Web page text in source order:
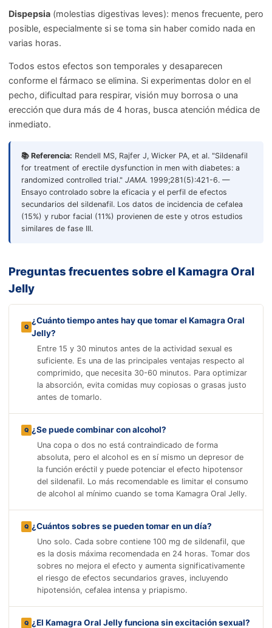
Dispepsia (molestias digestivas leves): menos frecuente, pero
posible, especialmente si se toma sin haber comido nada en
varias horas.
Todos estos efectos son temporales y desaparecen
conforme el fármaco se elimina. Si experimentas dolor en el
pecho, dificultad para respirar, visión muy borrosa o una
erección que dura más de 4 horas, busca atención médica de
inmediato.
📚 Referencia: Rendell MS, Rajfer J, Wicker PA, et al. "Sildenafil
for treatment of erectile dysfunction in men with diabetes: a
randomized controlled trial." JAMA. 1999;281(5):421-6. —
Ensayo controlado sobre la eficacia y el perfil de efectos
secundarios del sildenafil. Los datos de incidencia de cefalea
(15%) y rubor facial (11%) provienen de este y otros estudios
similares de fase III.
Preguntas frecuentes sobre el Kamagra Oral
Jelly
¿Cuánto tiempo antes hay que tomar el Kamagra Oral
Jelly?
Entre 15 y 30 minutos antes de la actividad sexual es
suficiente. Es una de las principales ventajas respecto al
comprimido, que necesita 30-60 minutos. Para optimizar
la absorción, evita comidas muy copiosas o grasas justo
antes de tomarlo.
¿Se puede combinar con alcohol?
Una copa o dos no está contraindicado de forma
absoluta, pero el alcohol es en sí mismo un depresor de
la función eréctil y puede potenciar el efecto hipotensor
del sildenafil. Lo más recomendable es limitar el consumo
de alcohol al mínimo cuando se toma Kamagra Oral Jelly.
¿Cuántos sobres se pueden tomar en un día?
Uno solo. Cada sobre contiene 100 mg de sildenafil, que
es la dosis máxima recomendada en 24 horas. Tomar dos
sobres no mejora el efecto y aumenta significativamente
el riesgo de efectos secundarios graves, incluyendo
hipotensión, cefalea intensa y priapismo.
¿El Kamagra Oral Jelly funciona sin excitación sexual?